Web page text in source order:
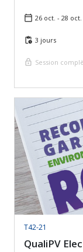
26 oct. - 28 oct.
3 jours
Session
T42-21
QualiPV